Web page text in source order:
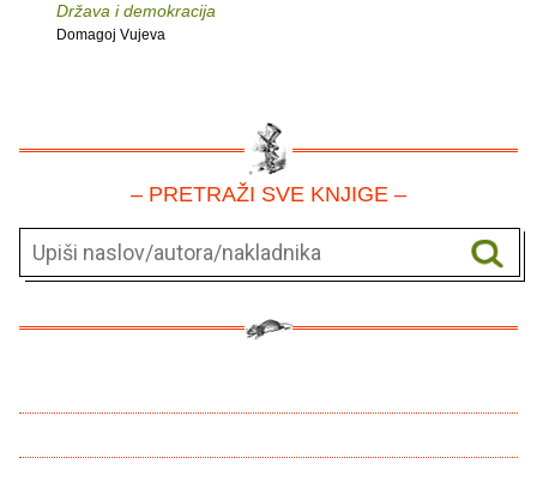
Država i demokracija
Domagoj Vujeva
– PRETRAŽI SVE KNJIGE –